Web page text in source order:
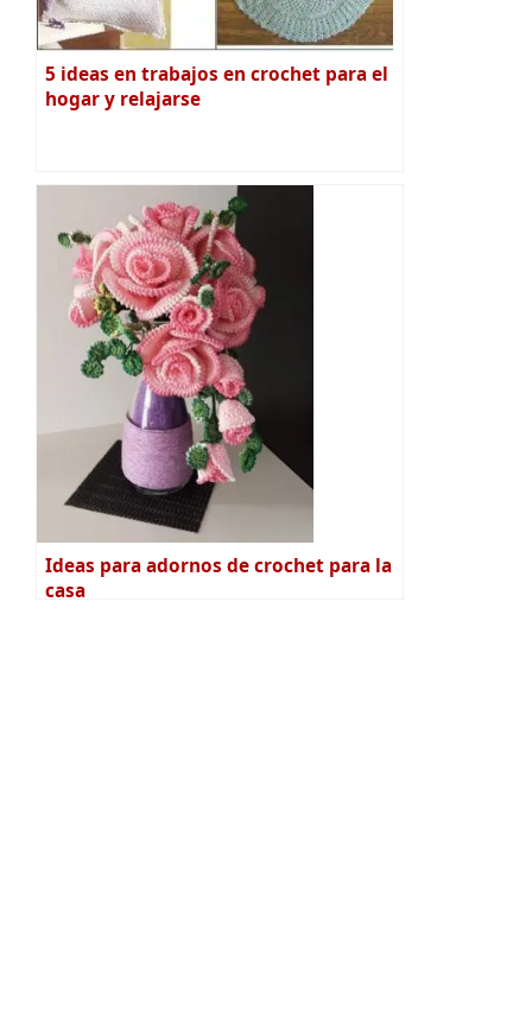
5 ideas en trabajos en crochet para el
hogar y relajarse
Ideas para adornos de crochet para la
casa